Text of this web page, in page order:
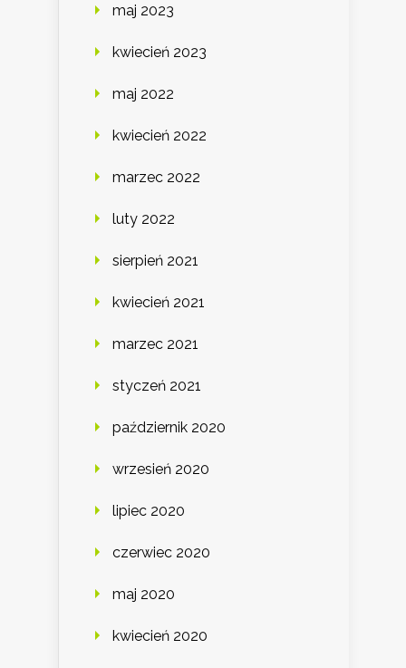
maj 2023
kwiecień 2023
maj 2022
kwiecień 2022
marzec 2022
luty 2022
sierpień 2021
kwiecień 2021
marzec 2021
styczeń 2021
październik 2020
wrzesień 2020
lipiec 2020
czerwiec 2020
maj 2020
kwiecień 2020